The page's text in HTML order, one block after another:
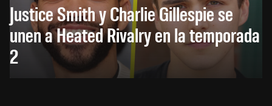
Justice Smith y Charlie Gillespie se
unen a Heated Rivalry en la temporada
2